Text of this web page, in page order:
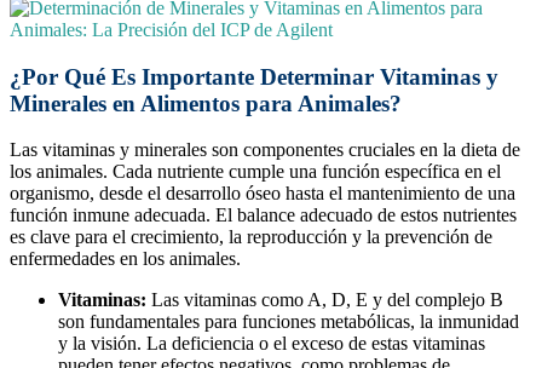
¿Por Qué Es Importante Determinar Vitaminas y
Minerales en Alimentos para Animales?
Las vitaminas y minerales son componentes cruciales en la dieta de
los animales. Cada nutriente cumple una función específica en el
organismo, desde el desarrollo óseo hasta el mantenimiento de una
función inmune adecuada. El balance adecuado de estos nutrientes
es clave para el crecimiento, la reproducción y la prevención de
enfermedades en los animales.
Vitaminas: Las vitaminas como A, D, E y del complejo B
son fundamentales para funciones metabólicas, la inmunidad
y la visión. La deficiencia o el exceso de estas vitaminas